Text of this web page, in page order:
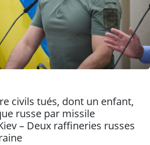
civils tués, dont un enfant,
russe par missile
– Deux raffineries russes